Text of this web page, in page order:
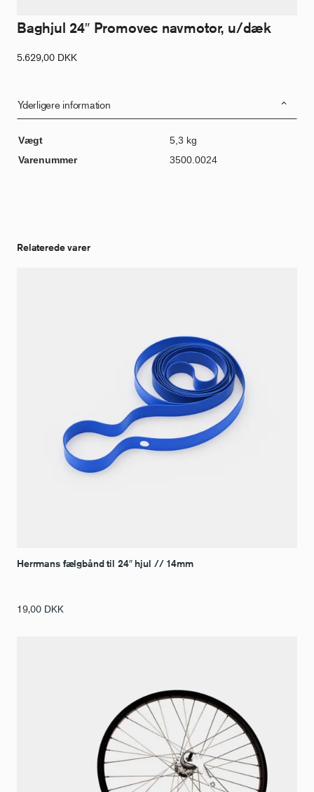
Baghjul 24″ Promovec navmotor, u/dæk
5.629,00 DKK
Yderligere information
Vægt
5,3 kg
Varenummer
3500.0024
Relaterede varer
Herrmans fælgbånd til 24″ hjul // 14mm
19,00 DKK